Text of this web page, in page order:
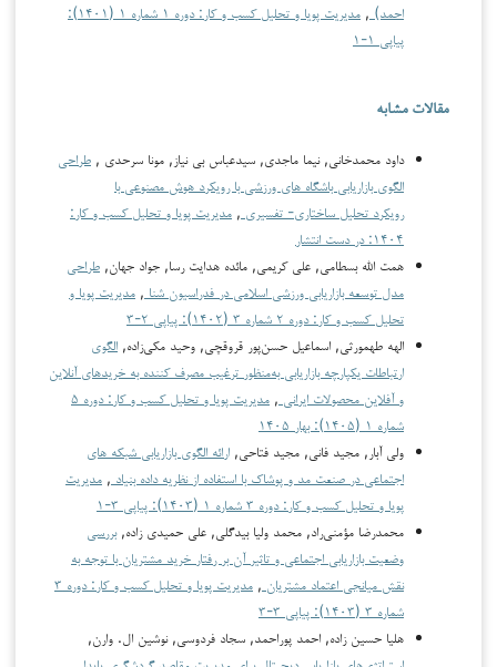
احمد) ,
مدیریت پویا و تحلیل کسب و کار: دوره ۱ شماره ۱ (۱۴۰۱):
پیاپی ۱-۱
مقالات مشابه
داود محمدخاني, نيما ماجدي, سيدعباس بي نياز, مونا سرحدي , طراحی
الگوی بازاریابی باشگاه های ورزشی با رویکرد هوش مصنوعی با
رویکرد تحلیل ساختاری- تفسیری , مدیریت پویا و تحلیل کسب و کار:
۱۴۰۴: در دست انتشار
همت الله بسطامی, علی کریمی, مائده هدایت رسا, جواد جهان, طراحی
مدل توسعه بازاریابی ورزشی اسلامی در فدراسیون شنا , مدیریت پویا و
تحلیل کسب و کار: دوره ۲ شماره ۳ (۱۴۰۲): پیاپی ۲-۳
الهه طهمورثی, اسماعیل حسن‌پور قروقچی, وحید مکی‌زاده, الگوی
ارتباطات یکپارچه بازاریابی به‌منظور ترغیب مصرف کننده به خریدهای آنلاین
و آفلاین محصولات ایرانی ,
مدیریت پویا و تحلیل کسب و کار: دوره ۵
شماره ۱ (۱۴۰۵): بهار ۱۴۰۵
ولی آبار, مجید فانی, مجید فتاحی, ارائه الگوی بازاریابی شبکه های
اجتماعی در صنعت مد و پوشاک با استفاده از نظریه داده بنیاد , مدیریت
پویا و تحلیل کسب و کار: دوره ۳ شماره ۱ (۱۴۰۳): پیاپی ۳-۱
محمدرضا مؤمنی‌راد, محمد ولیا بیدگلی, علی حمیدی زاده,بررسی
وضعیت بازاریابی اجتماعی و تاثیر آن بر رفتار خرید مشتریان با توجه به
نقش میانجی اعتماد مشتریان ,
مدیریت پویا و تحلیل کسب و کار: دوره ۳
شماره ۳ (۱۴۰۳): پیاپی ۳-۳
هلیا حسین زاده, احمد پوراحمد, سجاد فردوسی, نوشین ال. وارن,
استراتژی‌های بازاریابی دیجیتال برای مدیریت مقاصد گردشگری پایدار